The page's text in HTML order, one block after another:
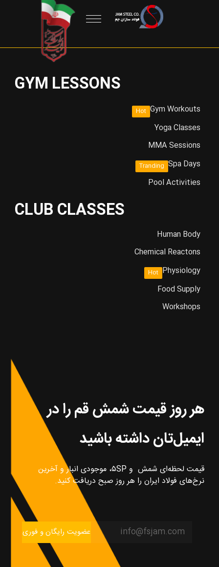
GYM LESSONS
Gym Workouts
Hot
Yoga Classes
MMA Sessions
Spa Days
Tranding
Pool Activities
CLUB CLASSES
Human Body
Chemical Reactons
Physiology
Hot
Food Supply
Workshops
هر روز قیمت شمش قم را در
ایمیل‌تان داشته باشید
قیمت لحظه‌ای شمش و ۵SP، موجودی انبار و آخرین
نرخ‌های فولاد ایران را هر روز صبح دریافت کنید.
عضویت رایگان و فوری